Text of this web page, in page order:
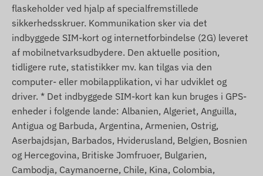
flaskeholder ved hjalp af specialfremstillede
sikkerhedsskruer. Kommunikation sker via det
indbyggede SIM-kort og internetforbindelse (2G) leveret
af mobilnetvarksudbydere. Den aktuelle position,
tidligere rute, statistikker mv. kan tilgas via den
computer- eller mobilapplikation, vi har udviklet og
driver. * Det indbyggede SIM-kort kan kun bruges i GPS-
enheder i folgende lande: Albanien, Algeriet, Anguilla,
Antigua og Barbuda, Argentina, Armenien, Ostrig,
Aserbajdsjan, Barbados, Hviderusland, Belgien, Bosnien
og Hercegovina, Britiske Jomfruoer, Bulgarien,
Cambodja, Caymanoerne, Chile, Kina, Colombia,